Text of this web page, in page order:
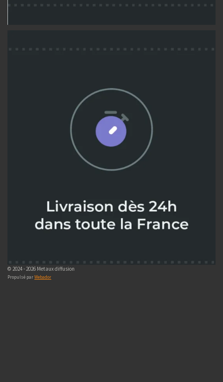
© 2024 - 2026 Metaux diffusion
Propulsé parWebador